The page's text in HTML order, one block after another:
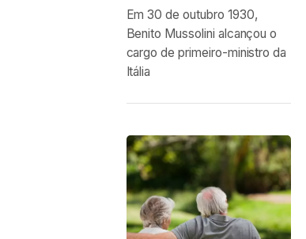
Em 30 de outubro 1930,
Benito Mussolini alcançou o
cargo de primeiro-ministro da
Itália